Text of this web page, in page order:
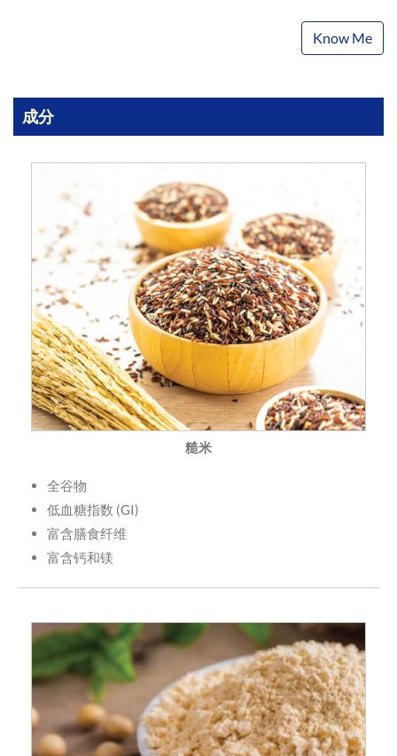
Know Me
成分
糙米
全谷物
低血糖指数 (GI)
富含膳食纤维
富含钙和镁